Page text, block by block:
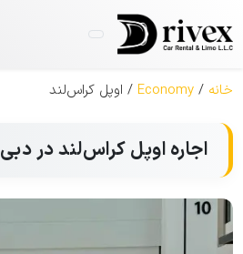
خانه /
Economy / اوپل کراس‌لند
اجاره اوپل کراس‌لند در دبی